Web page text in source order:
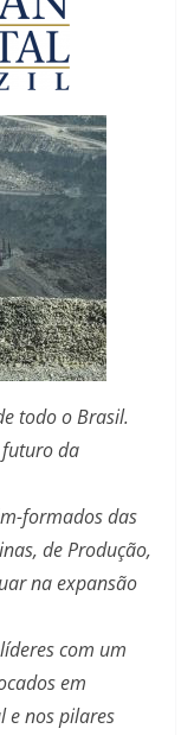
todo o Brasil.
da
formados das
de Produção,
na expansão
com um
em
e nos pilares